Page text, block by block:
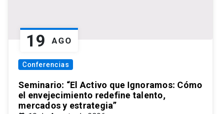
19 AGO
Conferencias
Seminario: “El Activo que Ignoramos: Cómo
el envejecimiento redefine talento,
mercados y estrategia”